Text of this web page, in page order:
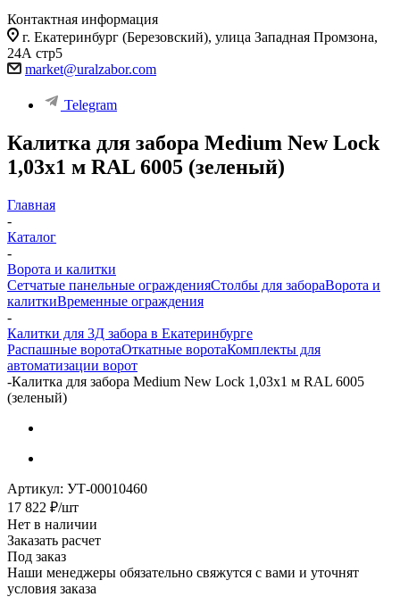
Контактная информация
г. Екатеринбург (Березовский), улица Западная Промзона,
24А стр5
market@uralzabor.com
Telegram
Калитка для забора Medium New Lock
1,03х1 м RAL 6005 (зеленый)
Главная
-
Каталог
-
Ворота и калитки
Сетчатые панельные огражденияСтолбы для забораВорота и
калиткиВременные ограждения
-
Калитки для 3Д забора в Екатеринбурге
Распашные воротаОткатные воротаКомплекты для
автоматизации ворот
-Калитка для забора Medium New Lock 1,03х1 м RAL 6005
(зеленый)
Артикул: УТ-00010460
17 822 ₽/шт
Нет в наличии
Заказать расчет
Под заказ
Наши менеджеры обязательно свяжутся с вами и уточнят
условия заказа